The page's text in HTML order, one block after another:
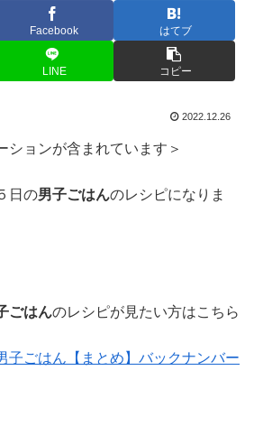
Facebook はてブ
LINE コピー
2022.12.26
ションが含まれています＞
日の男子ごはんのレシピになりま
ごはんのレシピが見たい方はこちら
子ごはん【まとめ】バックナンバー